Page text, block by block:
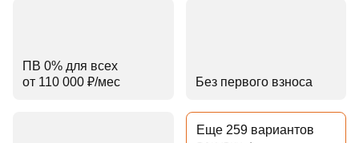
ПВ 0% для всех
от 110 000 ₽⁠/⁠мес
Без первого взноса
Еще 259 вариантов